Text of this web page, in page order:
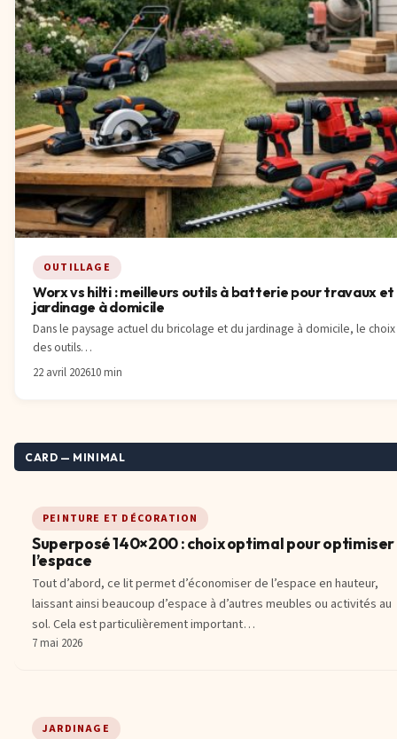
OUTILLAGE
Worx vs hilti : meilleurs outils à batterie pour travaux et
jardinage à domicile
Dans le paysage actuel du bricolage et du jardinage à domicile, le choix
des outils…
22 avril 202610 min
CARD — MINIMAL
PEINTURE ET DÉCORATION
Superposé 140×200 : choix optimal pour optimiser
l’espace
Tout d’abord, ce lit permet d’économiser de l’espace en hauteur,
laissant ainsi beaucoup d’espace à d’autres meubles ou activités au
sol. Cela est particulièrement important…
7 mai 2026
JARDINAGE